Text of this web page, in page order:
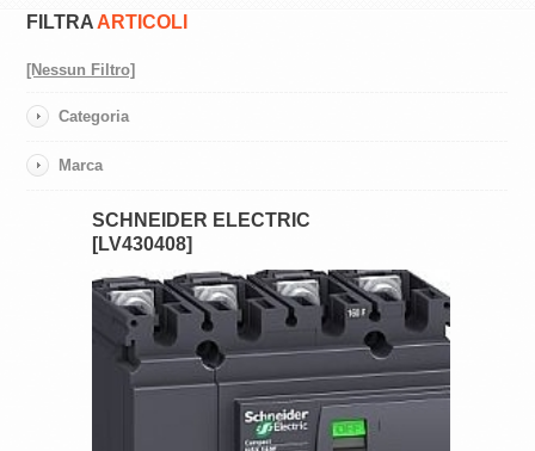
FILTRA ARTICOLI
[Nessun Filtro]
Categoria
Marca
SCHNEIDER ELECTRIC
[LV430408]